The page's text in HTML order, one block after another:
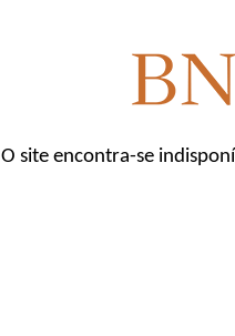
O site encontra-se